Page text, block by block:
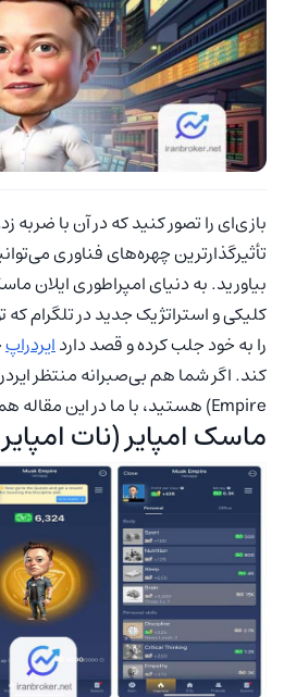
بازی‌ای را تصور کنید که در آن با
تأثیرگذارترین چهره‌های فناوری
بیاورید. به دنیای امپراطوری ایلان
کلیکی و استراتژیک جدید در تلگرام
را به خود جلب کرده و قصد داردایردراپ
Empire) هستید،‌ با ما در این مقاله همراه باشید.
ماسک امپایر (نات